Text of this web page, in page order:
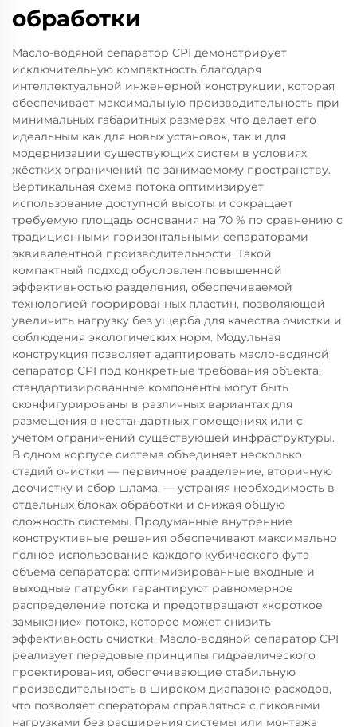
обработки
Масло-водяной сепаратор CPI демонстрирует
исключительную компактность благодаря
интеллектуальной инженерной конструкции, которая
обеспечивает максимальную производительность при
минимальных габаритных размерах, что делает его
идеальным как для новых установок, так и для
модернизации существующих систем в условиях
жёстких ограничений по занимаемому пространству.
Вертикальная схема потока оптимизирует
использование доступной высоты и сокращает
требуемую площадь основания на 70 % по сравнению с
традиционными горизонтальными сепараторами
эквивалентной производительности. Такой
компактный подход обусловлен повышенной
эффективностью разделения, обеспечиваемой
технологией гофрированных пластин, позволяющей
увеличить нагрузку без ущерба для качества очистки и
соблюдения экологических норм. Модульная
конструкция позволяет адаптировать масло-водяной
сепаратор CPI под конкретные требования объекта:
стандартизированные компоненты могут быть
сконфигурированы в различных вариантах для
размещения в нестандартных помещениях или с
учётом ограничений существующей инфраструктуры.
В одном корпусе система объединяет несколько
стадий очистки — первичное разделение, вторичную
доочистку и сбор шлама, — устраняя необходимость в
отдельных блоках обработки и снижая общую
сложность системы. Продуманные внутренние
конструктивные решения обеспечивают максимально
полное использование каждого кубического фута
объёма сепаратора: оптимизированные входные и
выходные патрубки гарантируют равномерное
распределение потока и предотвращают «короткое
замыкание» потока, которое может снизить
эффективность очистки. Масло-водяной сепаратор CPI
реализует передовые принципы гидравлического
проектирования, обеспечивающие стабильную
производительность в широком диапазоне расходов,
что позволяет операторам справляться с пиковыми
нагрузками без расширения системы или монтажа